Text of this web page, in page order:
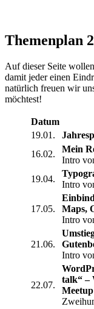
Themenplan
Auf dieser Seite
damit jeder einen
natürlich freuen wir
möchtest!
Datum
19.01.
16.02.
Mein
Intro
19.04.
Intro
17.05.
Maps,
Intro
21.06.
Intro
22.07.
talk“ –
Meetup